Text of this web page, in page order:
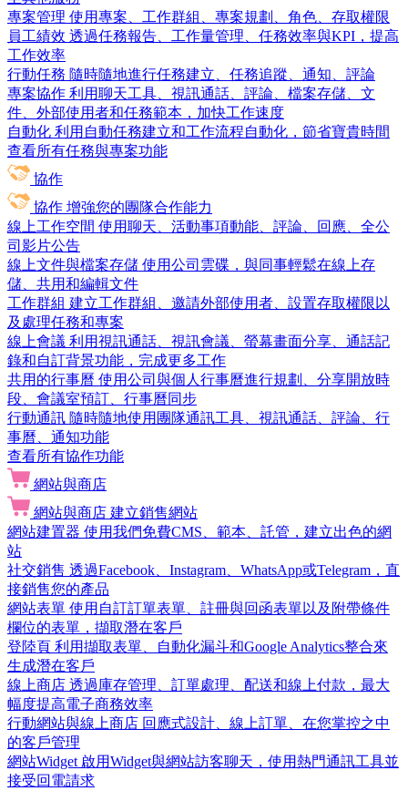
專案管理 使用專案、工作群組、專案規劃、角色、存取權限
員工績效 透過任務報告、工作量管理、任務效率與KPI，提高
工作效率
行動任務 隨時隨地進行任務建立、任務追蹤、通知、評論
專案協作 利用聊天工具、視訊通話、評論、檔案存儲、文
件、外部使用者和任務範本，加快工作速度
自動化 利用自動任務建立和工作流程自動化，節省寶貴時間
查看所有任務與專案功能
協作
協作 增強您的團隊合作能力
線上工作空間 使用聊天、活動事項動能、評論、回應、全公
司影片公告
線上文件與檔案存儲 使用公司雲碟，與同事輕鬆在線上存
儲、共用和編輯文件
工作群組 建立工作群組、邀請外部使用者、設置存取權限以
及處理任務和專案
線上會議 利用視訊通話、視訊會議、螢幕畫面分享、通話記
錄和自訂背景功能，完成更多工作
共用的行事曆 使用公司與個人行事曆進行規劃、分享開放時
段、會議室預訂、行事曆同步
行動通訊 隨時隨地使用團隊通訊工具、視訊通話、評論、行
事曆、通知功能
查看所有協作功能
網站與商店
網站與商店 建立銷售網站
網站建置器 使用我們免費CMS、範本、託管，建立出色的網
站
社交銷售 透過Facebook、Instagram、WhatsApp或Telegram，直
接銷售您的產品
網站表單 使用自訂訂單表單、註冊與回函表單以及附帶條件
欄位的表單，擷取潛在客戶
登陸頁 利用擷取表單、自動化漏斗和Google Analytics整合來
生成潛在客戶
線上商店 透過庫存管理、訂單處理、配送和線上付款，最大
幅度提高電子商務效率
行動網站與線上商店 回應式設計、線上訂單、在您掌控之中
的客戶管理
網站Widget 啟用Widget與網站訪客聊天，使用熱門通訊工具並
接受回電請求